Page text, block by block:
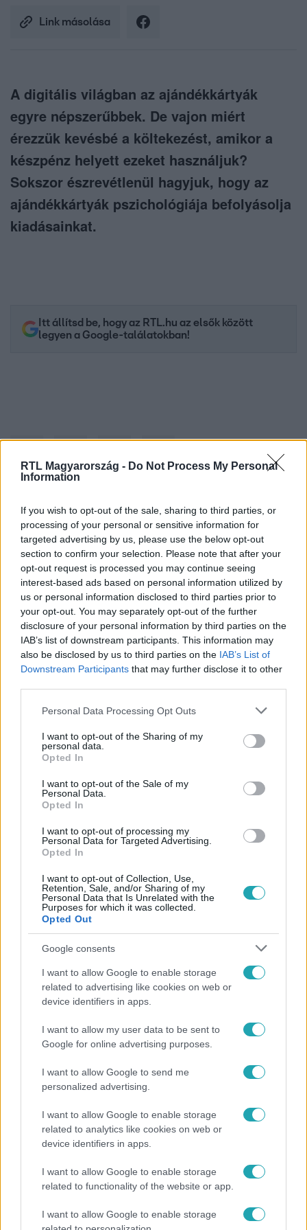
RTL Magyarország - Do Not Process My Personal
Information
If you wish to opt-out of the sale, sharing to third parties, or
processing of your personal or sensitive information for
targeted advertising by us, please use the below opt-out
section to confirm your selection. Please note that after your
opt-out request is processed you may continue seeing
interest-based ads based on personal information utilized by
us or personal information disclosed to third parties prior to
your opt-out. You may separately opt-out of the further
disclosure of your personal information by third parties on the
IAB’s list of downstream participants. This information may
also be disclosed by us to third parties on the IAB’s List of
Downstream Participants that may further disclose it to other
Please note that this website/app uses one or more Google
not limited to your visit or usage behaviour. You may click to
grant or deny consent to Google and its third-party tags to
use your data for below specified purposes in below Google
consent section.
Personal Data Processing Opt Outs
I want to opt-out of the Sharing of my
personal data.
Opted In
I want to opt-out of the Sale of my
Personal Data.
Opted In
I want to opt-out of processing my
Personal Data for Targeted Advertising.
Opted In
I want to opt-out of Collection, Use,
Retention, Sale, and/or Sharing of my
Personal Data that Is Unrelated with the
Purposes for which it was collected.
Opted Out
Google consents
I want to allow Google to enable storage
related to advertising like cookies on web or
device identifiers in apps.
I want to allow my user data to be sent to
Google for online advertising purposes.
I want to allow Google to send me
personalized advertising.
I want to allow Google to enable storage
related to analytics like cookies on web or
device identifiers in apps.
I want to allow Google to enable storage
related to functionality of the website or app.
I want to allow Google to enable storage
Link másolása
A digitális világban az ajándékkártyák
egyre népszerűbbek. De vajon miért
érezzük kevésbé a költekezést, amikor a
készpénz helyett ezeket használjuk?
Sokszor észrevétlenül hagyjuk, hogy az
ajándékkártyák pszichológiája befolyásolja
kiadásainkat.
Itt állítsd be, hogy az RTL.hu az elsők között
legyen a Google-találatokban!
Kövess minket, és értesülj a friss hírekről a
Facebookon is!
Követem
PÉNZÜGY
KÖLTEKEZÉS # PÉNZÜGYI TUDATOSSÁG ÜNNEPEK
AJÁNDÉK KARÁCSONY
Népszerű
Otthagyta a rádiózást, most óceánjáró hajón
dolgozik Garami Gábor